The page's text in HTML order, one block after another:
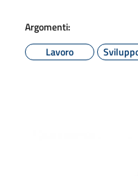
Argomenti:
Lavoro